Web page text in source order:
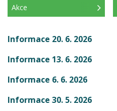
Akce
Informace 20. 6. 2026
Informace 13. 6. 2026
Informace 6. 6. 2026
Informace 30. 5. 2026